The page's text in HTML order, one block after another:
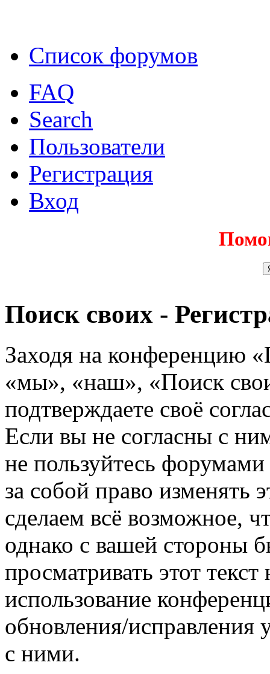
Список форумов
FAQ
Search
Пользователи
Регистрация
Вход
Поиск своих -
Заходя на конференцию
«мы», «наш», «Поиск
подтверждаете своё
Если вы не согласны с
не пользуйтесь
за собой право изменять
сделаем всё возможное,
однако с вашей стороны
просматривать этот
использование
обновления/исправления
с ними.